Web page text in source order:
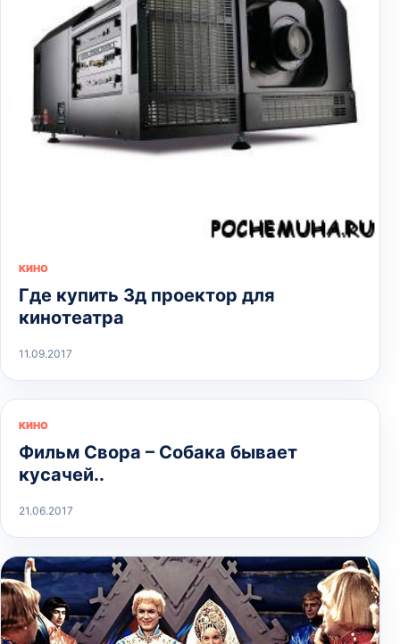
КИНО
Где купить 3д проектор для
кинотеатра
11.09.2017
КИНО
Фильм Свора – Собака бывает
кусачей..
21.06.2017